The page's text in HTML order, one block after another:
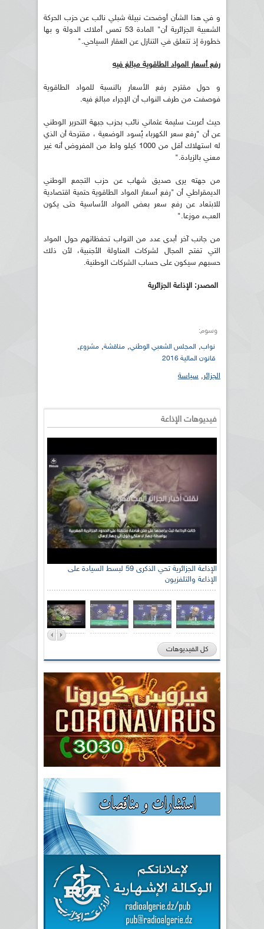
و في هذا الشأن أوضحت نبيلة شبلي نائب عن حزب الحركة
الشعبية الجزائرية أن" المادة 53 تمس أملاك الدولة و بها
خطورة إذ تتعلق في التنازل عن العقار السياحي."
رفع أسعار المواد الطاقوية مبالغ فيه
و حول مقترح رفع الأسعار بالنسبة للمواد الطاقوية
فوصفت من طرف النواب أن الإجراء مبالغ فيه.
حيث أعربت سليمة عثماني نائب بحزب جبهة التحرير الوطني
عن أن "رفع سعر الكهرباء يُسود الوضعية ، مقترحة أن الذي
له استهلاك أقل من 1000 كيلو واط من المفروض أنه غير
معني بالزيادة."
من جهته يرى صديق شهاب عن حزب التجمع الوطني
الديمقراطي أن "رفع أسعار المواد الطاقوية حتمية اقتصادية
للابتعاد عن رفع سعر بعض المواد الأساسية حتى يكون
العبء موزعا."
من جانب آخر أبدى عدد من النواب تحفظاتهم حول المواد
التي تفتح المجال لشركات المناولة الأجنبية، لأن ذلك
حسبهم سيكون على حساب الشركات الوطنية.
المصدر: الإذاعة الجزائرية
وسوم:
نواب, المجلس الشعبي الوطني, مناقشة, مشروع,
قانون المالية 2016
الجزائر, سياسة
فيديوهات الإذاعة
الإذاعة الجزائرية تحي الذكرى 59 لبسط السيادة على
الإذاعة والتلفزيون
كل الفيديوهات